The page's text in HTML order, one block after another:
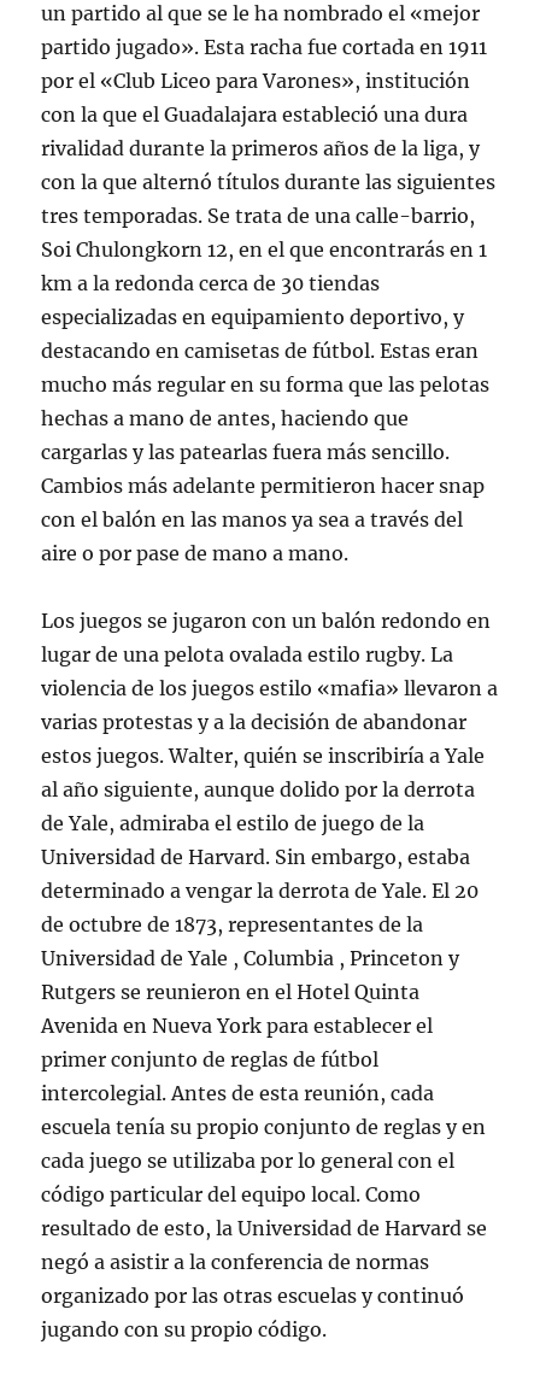
un partido al que se le ha nombrado el «mejor
partido jugado». Esta racha fue cortada en 1911
por el «Club Liceo para Varones», institución
con la que el Guadalajara estableció una dura
rivalidad durante la primeros años de la liga, y
con la que alternó títulos durante las siguientes
tres temporadas. Se trata de una calle-barrio,
Soi Chulongkorn 12, en el que encontrarás en 1
km a la redonda cerca de 30 tiendas
especializadas en equipamiento deportivo, y
destacando en camisetas de fútbol. Estas eran
mucho más regular en su forma que las pelotas
hechas a mano de antes, haciendo que
cargarlas y las patearlas fuera más sencillo.
Cambios más adelante permitieron hacer snap
con el balón en las manos ya sea a través del
aire o por pase de mano a mano.
Los juegos se jugaron con un balón redondo en
lugar de una pelota ovalada estilo rugby. La
violencia de los juegos estilo «mafia» llevaron a
varias protestas y a la decisión de abandonar
estos juegos. Walter, quién se inscribiría a Yale
al año siguiente, aunque dolido por la derrota
de Yale, admiraba el estilo de juego de la
Universidad de Harvard. Sin embargo, estaba
determinado a vengar la derrota de Yale. El 20
de octubre de 1873, representantes de la
Universidad de Yale , Columbia , Princeton y
Rutgers se reunieron en el Hotel Quinta
Avenida en Nueva York para establecer el
primer conjunto de reglas de fútbol
intercolegial. Antes de esta reunión, cada
escuela tenía su propio conjunto de reglas y en
cada juego se utilizaba por lo general con el
código particular del equipo local. Como
resultado de esto, la Universidad de Harvard se
negó a asistir a la conferencia de normas
organizado por las otras escuelas y continuó
jugando con su propio código.